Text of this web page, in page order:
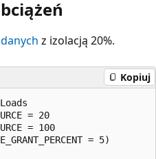
z izolacją 20%.
Kopiuj
= 20
= 100
= 5)